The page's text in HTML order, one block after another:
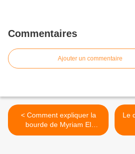
Commentaires
Ajouter un commentaire
< Comment expliquer la
bourde de Myriam El
Khomery Ministre du Travail
Le